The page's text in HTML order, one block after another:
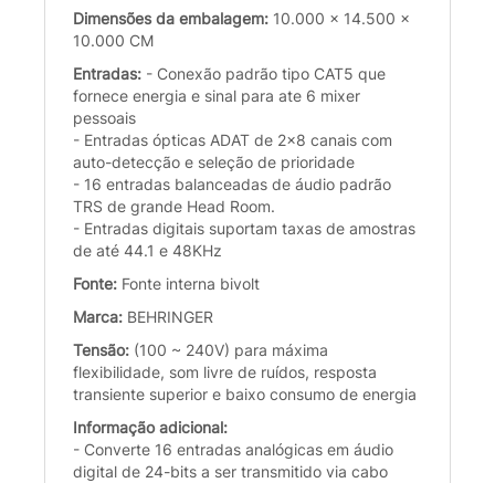
Dimensões da embalagem: 10.000 x 14.500 x
10.000 CM
Entradas: - Conexão padrão tipo CAT5 que
fornece energia e sinal para ate 6 mixer
pessoais
- Entradas ópticas ADAT de 2x8 canais com
auto-detecção e seleção de prioridade
- 16 entradas balanceadas de áudio padrão
TRS de grande Head Room.
- Entradas digitais suportam taxas de amostras
de até 44.1 e 48KHz
Fonte: Fonte interna bivolt
Marca: BEHRINGER
Tensão: (100 ~ 240V) para máxima
flexibilidade, som livre de ruídos, resposta
transiente superior e baixo consumo de energia
Informação adicional:
- Converte 16 entradas analógicas em áudio
digital de 24-bits a ser transmitido via cabo